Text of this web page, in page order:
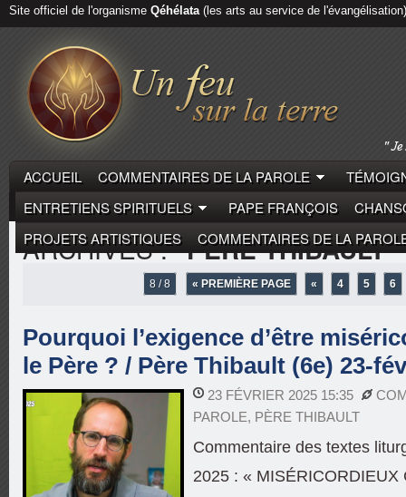
Site officiel de l'organisme Qéhélata(les arts au service de l'évangélisation)
ACCUEIL COMMENTAIRES DE LA PAROLE
ENTRETIENS SPIRITUELS
PAPE FRANÇOIS
PROJETS ARTISTIQUES
COMMENTAIRES DE LA
ARCHIVES :"PÈRE THIBAULT"
8 / 8 « PREMIÈRE PAGE « 4 5 6
Pourquoi l’exigence d’être
le Père ? / Père Thibault (6e) 23-
23 FÉVRIER 2025 15:35
PAROLE, PÈRE THIBAULT
Commentaire des textes
2025 : « MISÉRICORDIEUX